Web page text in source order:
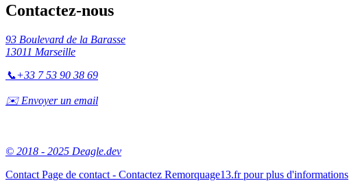
Contactez-nous
93 Boulevard de la Barasse
13011 Marseille
📞+33 7 53 90 38 69
✉️ Envoyer un email
© 2018 - 2025 Deagle.dev
Contact Page de contact - Contactez Remorquage13.fr pour plus d'informations